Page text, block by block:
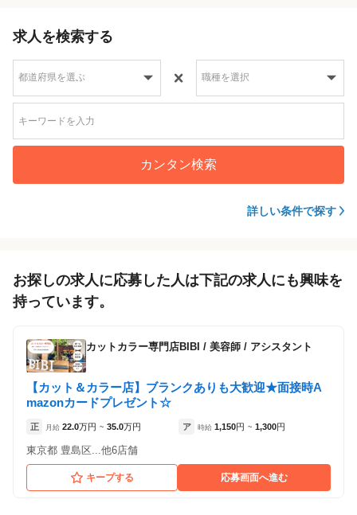
求人を検索する
カンタン検索
詳しい条件で探す
お探しの求人に応募した人は下記の求人にも興味を
持っています。
カットカラー専門店BIBI / 美容師 / アシスタント
【カット＆カラー店】ブランクありも大歓迎★面接時A
mazonカードプレゼント☆
正 月給 22.0万円 ~ 35.0万円 ア 時給 1,150円 ~ 1,300円
東京都 豊島区...他6店舗
キープする 応募画面へ進む